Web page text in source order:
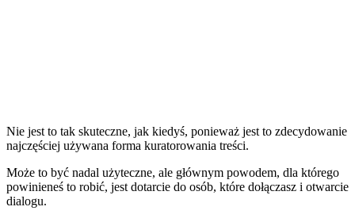
Nie jest to tak skuteczne, jak kiedyś, ponieważ jest to zdecydowanie
najczęściej używana forma kuratorowania treści.
Może to być nadal użyteczne, ale głównym powodem, dla którego
powinieneś to robić, jest dotarcie do osób, które dołączasz i otwarcie
dialogu.